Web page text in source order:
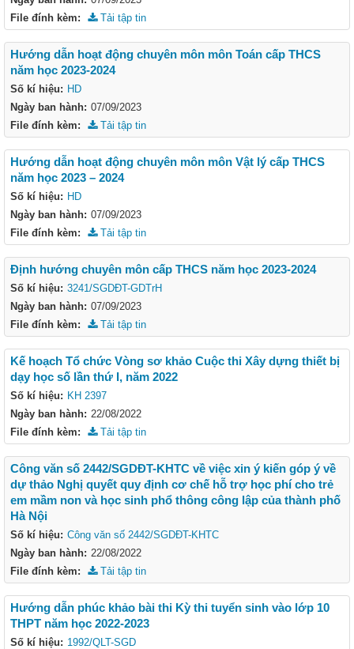
File đính kèm:
Tải tập tin
Số kí hiệu: HD
Ngày ban hành: 07/09/2023
Hướng dẫn hoạt động chuyên môn môn Toán cấp THCS
năm học 2023-2024
File đính kèm: Tải tập tin
Số kí hiệu: HD
Ngày ban hành: 07/09/2023
Hướng dẫn hoạt động chuyên môn môn Vật lý cấp THCS
năm học 2023 – 2024
File đính kèm: Tải tập tin
Số kí hiệu: 3241/SGDĐT-GDTrH
Ngày ban hành: 07/09/2023
Định hướng chuyên môn cấp THCS năm học 2023-2024
File đính kèm: Tải tập tin
Số kí hiệu: KH 2397
Ngày ban hành: 22/08/2022
Kế hoạch Tổ chức Vòng sơ khảo Cuộc thi Xây dựng thiết bị
dạy học số lần thứ I, năm 2022
File đính kèm: Tải tập tin
Số kí hiệu: Công văn số 2442/SGDĐT-KHTC
Ngày ban hành: 22/08/2022
Công văn số 2442/SGDĐT-KHTC về việc xin ý kiến góp ý về
dự thảo Nghị quyết quy định cơ chế hỗ trợ học phí cho trẻ
em mầm non và học sinh phổ thông công lập của thành phố
Hà Nội
File đính kèm: Tải tập tin
Số kí hiệu: 1992/QLT-SGD
Hướng dẫn phúc khảo bài thi Kỳ thi tuyển sinh vào lớp 10
THPT năm học 2022-2023